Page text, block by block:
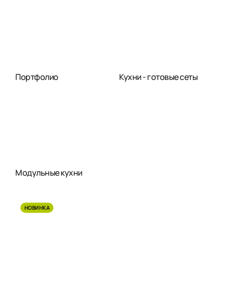
Портфолио Кухни - готовые сеты
Модульные кухни
НОВИНКА